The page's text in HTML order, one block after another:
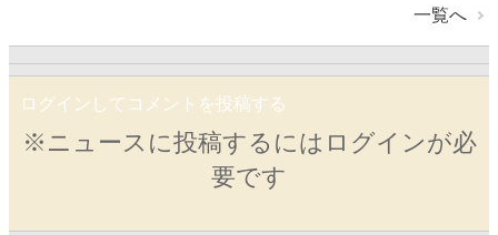
一覧へ
ログインしてコメントを投稿する
※ニュースに投稿するにはログインが必
要です